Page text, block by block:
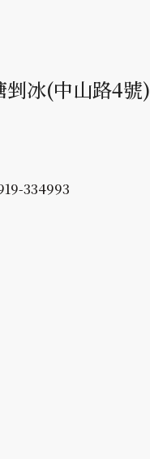
冰(中山路4號)
334993